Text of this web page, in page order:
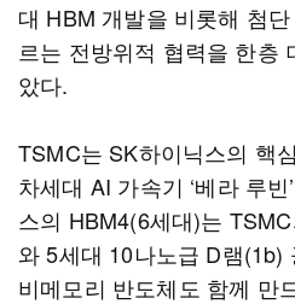
대 HBM 개발을 비롯해 첨
르는 전방위적 협력을 한층
았다.
TSMC는 SK하이닉스의 핵
차세대 AI 가속기 ‘베라 루
스의 HBM4(6세대)는
와 5세대 10나노급 D램(1b)
비메모리 반도체도 함께 만